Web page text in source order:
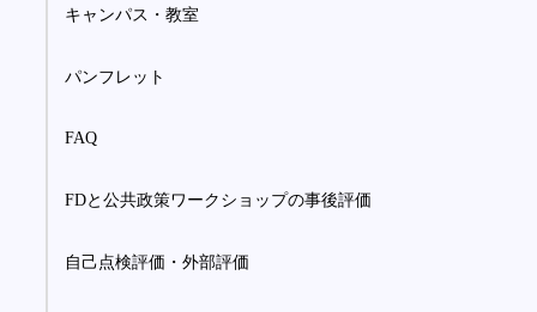
キャンパス・教室
パンフレット
FAQ
FDと公共政策ワークショップの事後評価
自己点検評価・外部評価